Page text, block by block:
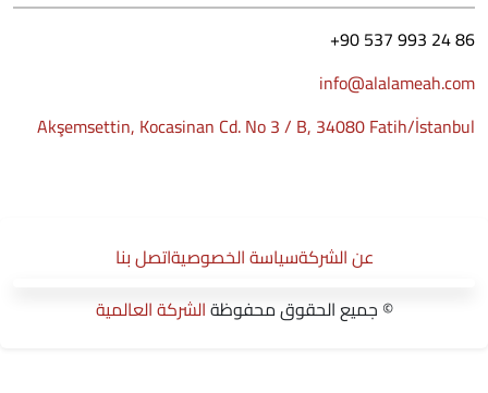
+90 537 993 24 86
info@alalameah.com
Akşemsettin, Kocasinan Cd. No 3 / B, 34080 Fatih/İstanbul
عن الشركةسياسة الخصوصيةاتصل بنا
© جميع الحقوق محفوظةالشركة العالمية